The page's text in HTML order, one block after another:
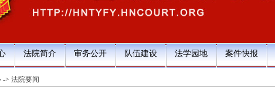
法院简介 审务公开 队伍建设 法学园地 案件快报
-> 法院要闻